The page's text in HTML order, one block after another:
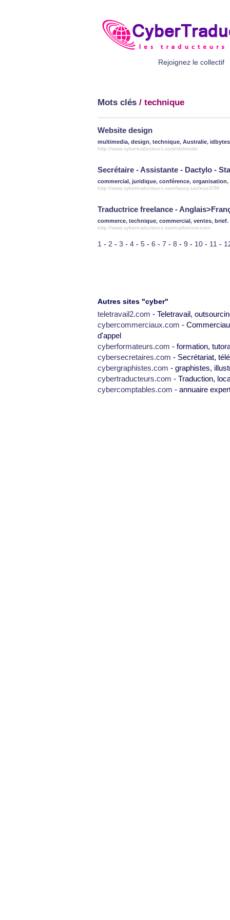
Rejoignez le collectif
Mots clés / technique
Website design
multimedia, design, technique, Australie, idbytes
http://www.cybertraducteurs.com/idelmotte
Secrétaire - Assistante - Dactylo -
commercial, juridique, conférence, organisation,
http://www.cybertraducteurs.com/fanny.saulnier4790
Traductrice freelance -
commerce, technique, commercial, ventes, brief.
http://www.cybertraducteurs.com/catherinerosec
1 - 2 - 3 - 4 - 5 - 6 - 7 - 8 - 9 - 10 - 11 -
Autres sites "cyber"
teletravail2.com - Teletravail,
cybercommerciaux.com -
d'appel
cyberformateurs.com - formation,
cybersecretaires.com - Secrétariat,
cybergraphistes.com - graphistes,
cybertraducteurs.com - Traduction,
cybercomptables.com - annuaire